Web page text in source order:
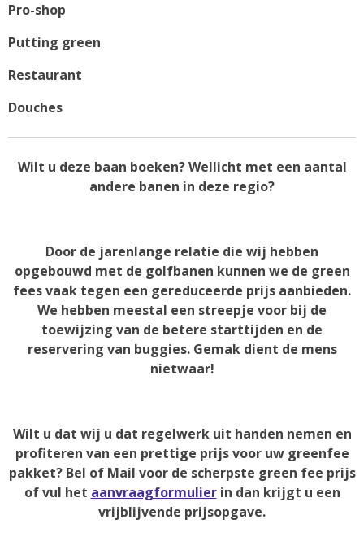
Pro-shop
Putting green
Restaurant
Douches
Wilt u deze baan boeken? Wellicht met een aantal
andere banen in deze regio?
Door de jarenlange relatie die wij hebben
opgebouwd met de golfbanen kunnen we de green
fees vaak tegen een gereduceerde prijs aanbieden.
We hebben meestal een streepje voor bij de
toewijzing van de betere starttijden en de
reservering van buggies. Gemak dient de mens
nietwaar!
Wilt u dat wij u dat regelwerk uit handen nemen en
profiteren van een prettige prijs voor uw greenfee
pakket? Bel of Mail voor de scherpste green fee prijs
of vul het aanvraagformulier in dan krijgt u een
vrijblijvende prijsopgave.